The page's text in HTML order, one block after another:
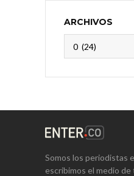
ARCHIVOS
Somos los periodistas
escribimos el medio de